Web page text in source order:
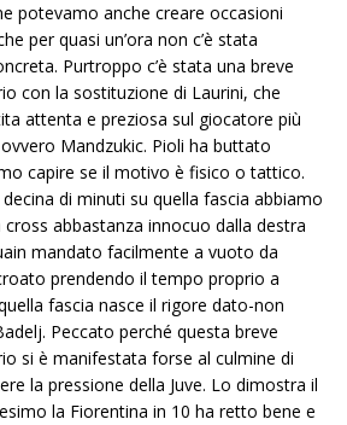
potevamo anche creare occasioni
per quasi un’ora non c’è stata
Purtroppo c’è stata una breve
con la sostituzione di Laurini, che
attenta e preziosa sul giocatore più
Mandzukic. Pioli ha buttato
capire se il motivo è fisico o tattico.
di minuti su quella fascia abbiamo
abbastanza innocuo dalla destra
mandato facilmente a vuoto da
prendendo il tempo proprio a
fascia nasce il rigore dato-non
Peccato perché questa breve
si è manifestata forse al culmine di
la pressione della Juve. Lo dimostra il
la Fiorentina in 10 ha retto bene e